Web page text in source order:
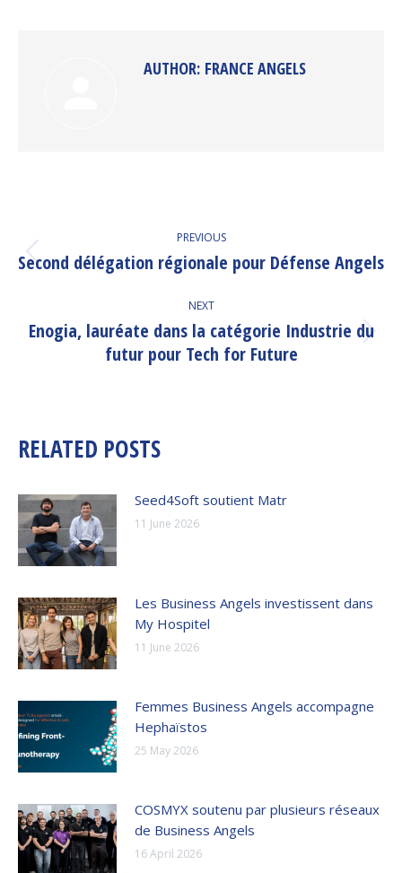
AUTHOR: FRANCE ANGELS
NAVIGATION
PREVIOUS
Previous
Second délégation régionale pour Défense Angels
NEXT
Next
post:
Enogia, lauréate dans la catégorie Industrie du
futur pour Tech for Future
RELATED POSTS
Seed4Soft soutient Matr
11 June 2026
Les Business Angels investissent dans
My Hospitel
11 June 2026
Femmes Business Angels accompagne
Hephaïstos
25 May 2026
COSMYX soutenu par plusieurs réseaux
de Business Angels
16 April 2026